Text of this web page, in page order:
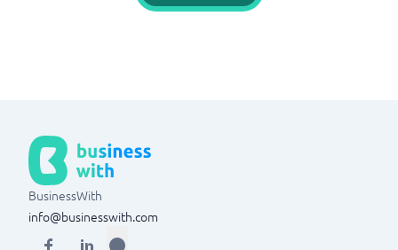
BusinessWith
info@businesswith.com